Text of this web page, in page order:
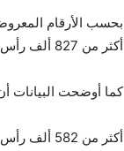
بحسب الأرقام
أكثر من 827 ألف رأس.
كما أوضحت البيانات
أكثر من 582 ألف رأس وصلت إلى التراب الوطني؛